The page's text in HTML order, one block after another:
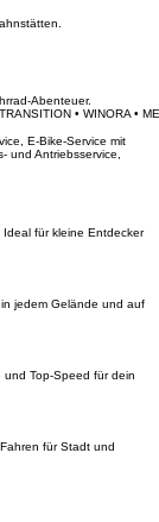
Centurion
Abenteuer.
• WINORA •
E-Bike-Service mit
und Antriebsservice,
für kleine Entdecker
jedem Gelände und auf
Top-Speed für dein
für Stadt und